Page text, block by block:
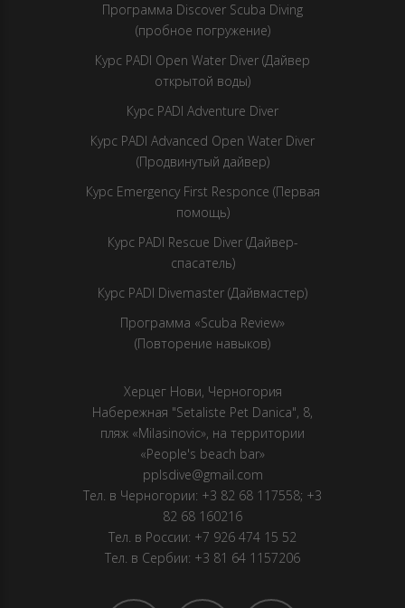
Программа Discover Scuba Diving
(пробное погружение)
Курс PADI Open Water Diver (Дайвер
открытой воды)
Курс PADI Adventure Diver
Курс PADI Advanced Open Water Diver
(Продвинутый дайвер)
Курс Emergency First Responce (Первая
помощь)
Курс PADI Rescue Diver (Дайвер-
спасатель)
Курс PADI Divemaster (Дайвмастер)
Программа «Scuba Review»
(Повторение навыков)
Херцег Нови, Черногория
Набережная "Setaliste Pet Danica", 8,
пляж «Milasinovic», на территории
«People's beach bar»
pplsdive@gmail.com
Тел. в Черногории: +3 82 68 117558; +3
82 68 160216
Тел. в России: +7 926 474 15 52
Тел. в Сербии: +3 81 64 1157206